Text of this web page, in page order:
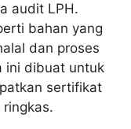
audit LPH.
bahan yang
dan proses
ini dibuat untuk
sertifikat